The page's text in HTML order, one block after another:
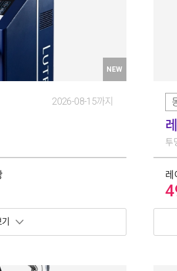
NEW
2026-08-15까지
보기 토글
투
레